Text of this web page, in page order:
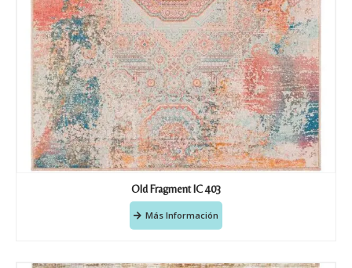
Old Fragment IC 403
Más Información